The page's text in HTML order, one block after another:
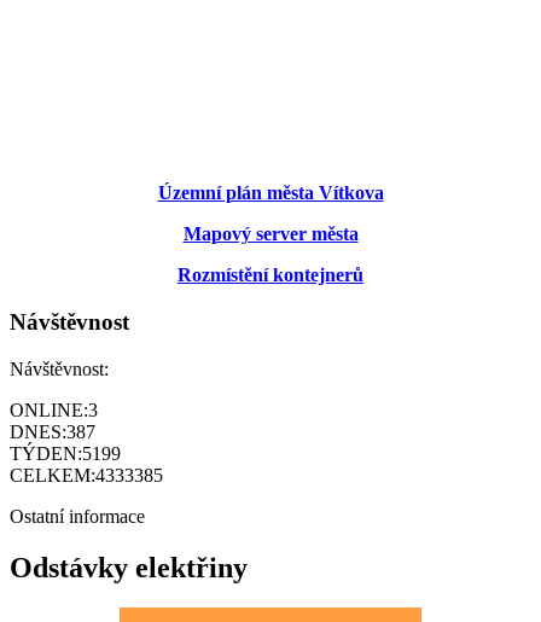
Územní plán města Vítkova
Mapový server města
Rozmístění kontejnerů
Návštěvnost
Návštěvnost:
ONLINE:3
DNES:387
TÝDEN:5199
CELKEM:4333385
Ostatní informace
Odstávky elektřiny